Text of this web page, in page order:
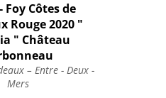
Foy Côtes de
Rouge 2020 "
" Château
– Entre - Deux -
Mers